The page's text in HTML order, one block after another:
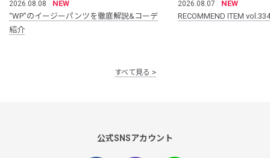
2026.08.08
NEW
“WP”のイージーパンツを徹底解説&コーデ
紹介
2026.08.07
NEW
RECOMMEND ITEM vol.334
すべて見る
公式SNSアカウント